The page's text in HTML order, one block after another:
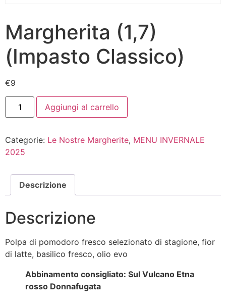
Margherita (1,7)
(Impasto Classico)
€9
Aggiungi al carrello
Categorie: Le Nostre Margherite, MENU INVERNALE
2025
Descrizione
Descrizione
Polpa di pomodoro fresco selezionato di stagione, fior
di latte, basilico fresco, olio evo
Abbinamento consigliato: Sul Vulcano Etna
rosso Donnafugata